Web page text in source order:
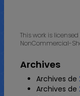
This work is
NonCommercial-
Archives
Archives de
Archives de